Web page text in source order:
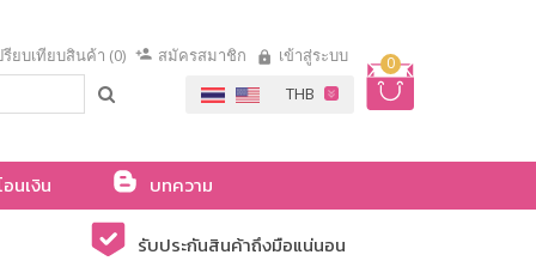
0
รียบเทียบสินค้า (0) สมัครสมาชิก เข้าสู่ระบบ
นเงิน
บทความ
รับประกันสินค้าถึงมือแน่นอน